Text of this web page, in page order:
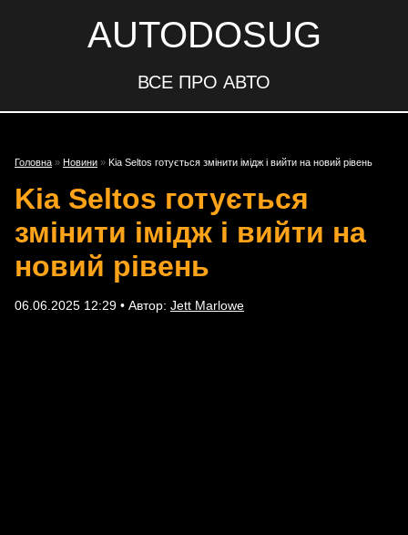
AUTODOSUG
ВСЕ ПРО АВТО
Головна » Новини » Kia Seltos готується змінити імідж і вийти на новий рівень
Kia Seltos готується
змінити імідж і вийти на
новий рівень
06.06.2025 12:29 • Автор: Jett Marlowe